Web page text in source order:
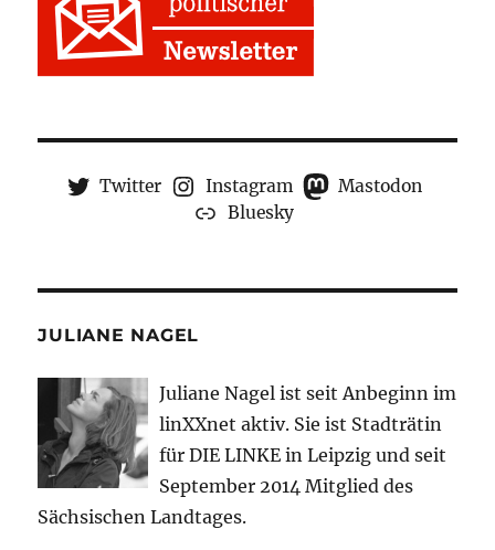
Twitter Instagram
Mastodon
Bluesky
JULIANE NAGEL
Juliane Nagel ist seit Anbeginn im
linXXnet aktiv. Sie ist Stadträtin
für DIE LINKE in Leipzig und seit
September 2014 Mitglied des
Sächsischen Landtages.